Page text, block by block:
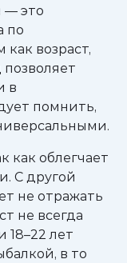
— это
по
возраст,
в
помнить,
как облегчает
С другой
не отражать
не всегда
лет
в то